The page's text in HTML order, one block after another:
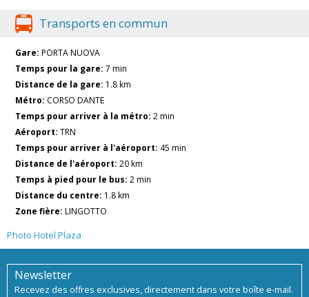
Transports en commun
Gare: PORTA NUOVA
Temps pour la gare: 7 min
Distance de la gare: 1.8 km
Métro: CORSO DANTE
Temps pour arriver à la métro: 2 min
Aéroport: TRN
Temps pour arriver à l'aéroport: 45 min
Distance de l'aéroport: 20 km
Temps à pied pour le bus: 2 min
Distance du centre: 1.8 km
Zone fière: LINGOTTO
Photo Hotel Plaza
Newsletter
Recevez des offres exclusives, directement dans votre boîte e-mail.